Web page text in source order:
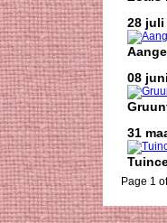
28 juli
08
31
Page 1